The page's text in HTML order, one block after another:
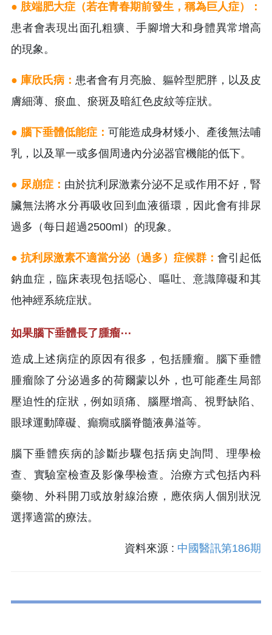
● 肢端肥大症（若在青春期前發生，稱為巨人症）：
患者會表現出面孔粗獷、手腳增大和身體異常增高
的現象。
● 庫欣氏病： 患者會有月亮臉、軀幹型肥胖，以及皮
膚細薄、瘀血、瘀斑及暗紅色皮紋等症狀。
● 腦下垂體低能症： 可能造成身材矮小、產後無法哺
乳，以及單一或多個周邊內分泌器官機能的低下。
● 尿崩症： 由於抗利尿激素分泌不足或作用不好，腎
臟無法將水分再吸收回到血液循環，因此會有排尿
過多（每日超過2500ml）的現象。
● 抗利尿激素不適當分泌（過多）症候群： 會引起低
鈉血症，臨床表現包括噁心、嘔吐、意識障礙和其
他神經系統症狀。
如果腦下垂體長了腫瘤⋯
造成上述病症的原因有很多，包括腫瘤。腦下垂體
腫瘤除了分泌過多的荷爾蒙以外，也可能產生局部
壓迫性的症狀，例如頭痛、腦壓增高、視野缺陷、
眼球運動障礙、癲癇或腦脊髓液鼻溢等。
腦下垂體疾病的診斷步驟包括病史詢問、理學檢
查、實驗室檢查及影像學檢查。治療方式包括內科
藥物、外科開刀或放射線治療，應依病人個別狀況
選擇適當的療法。
資料來源 : 中國醫訊第186期